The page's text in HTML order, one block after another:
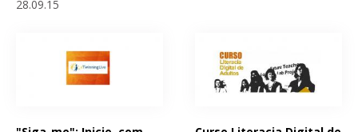
28.09.15